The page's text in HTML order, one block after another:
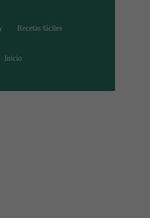
Recetas fáciles
Inicio